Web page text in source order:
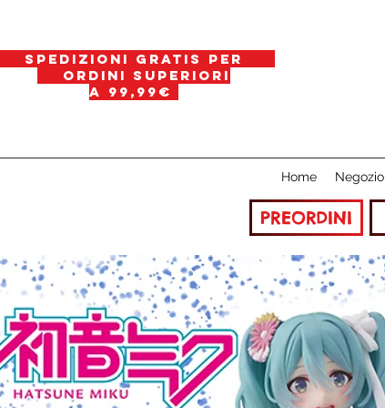
spedizioni gratis per
ordini superiori
a 99,99€
Home Negozio
PREORDINI